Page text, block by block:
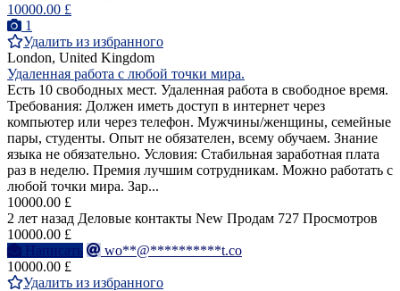
10000.00 £
1
Удалить из избранного
London, United Kingdom
Удаленная работа с любой точки мира.
Есть 10 свободных мест. Удаленная работа в свободное время.
Требования: Должен иметь доступ в интернет через
компьютер или через телефон. Мужчины/женщины, семейные
пары, студенты. Опыт не обязателен, всему обучаем. Знание
языка не обязательно. Условия: Стабильная заработная плата
раз в неделю. Премия лучшим сотрудникам. Можно работать с
любой точки мира. Зар...
10000.00 £
2 лет назад Деловые контакты New Продам 727 Просмотров
10000.00 £
Написать
wo**@**********t.co
10000.00 £
Удалить из избранного